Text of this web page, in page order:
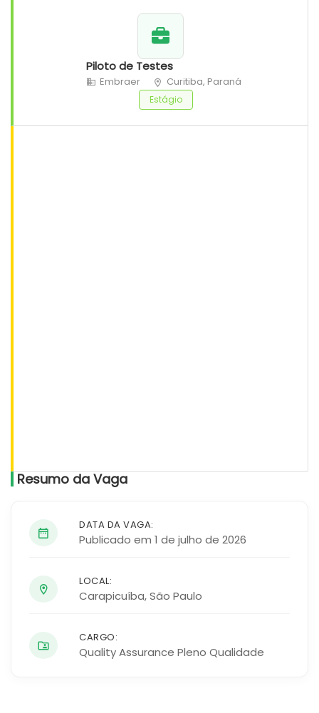
Piloto de Testes
Embraer Curitiba, Paraná
Estágio
Resumo da Vaga
DATA DA VAGA:
Publicado em 1 de julho de 2026
LOCAL:
Carapicuíba,São Paulo
CARGO:
Quality Assurance Pleno Qualidade